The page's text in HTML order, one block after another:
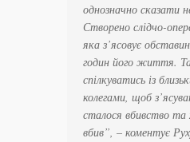
однозначно сказати
Створено слідчо-
яка з’ясовує
годин його життя.
спілкуватись із
колегами, щоб
сталося вбивство та
вбив” , – коментує